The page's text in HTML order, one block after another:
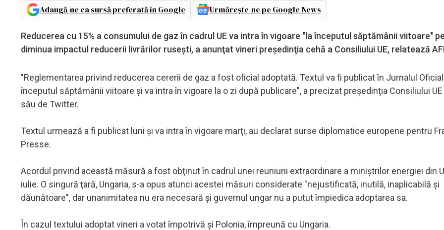
Adaugă-ne ca sursă preferată în Google Urmărește-ne pe Google News
Reducerea cu 15% a consumului de gaz în cadrul UE va intra în vigoare "la începutul săptămânii viitoare"
diminua impactul reducerii livrărilor ruseşti, a anunţat vineri preşedinţia cehă a Consiliului UE, relatează
"Reglementarea privind reducerea cererii de gaz a fost oficial adoptată. Textul va fi publicat în Jurnalul
începutul săptămânii viitoare şi va intra în vigoare la o zi după publicare", a precizat preşedinţia Consiliului
său de Twitter.
Textul urmează a fi publicat luni şi va intra în vigoare marţi, au declarat surse diplomatice europene pentru
Presse.
Acordul privind această măsură a fost obţinut în cadrul unei reuniuni extraordinare a miniştrilor energiei din
iulie. O singură ţară, Ungaria, s-a opus atunci acestei măsuri considerate "nejustificată, inutilă, inaplicabilă şi
dăunătoare", dar unanimitatea nu era necesară şi guvernul ungar nu a putut împiedica adoptarea sa.
În cazul textului adoptat vineri a votat împotrivă şi Polonia, împreună cu Ungaria.